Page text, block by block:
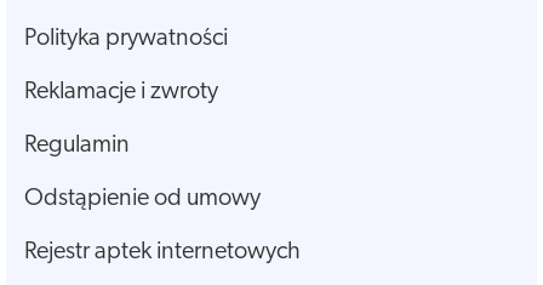
Polityka prywatności
Reklamacje i zwroty
Regulamin
Odstąpienie od umowy
Rejestr aptek internetowych